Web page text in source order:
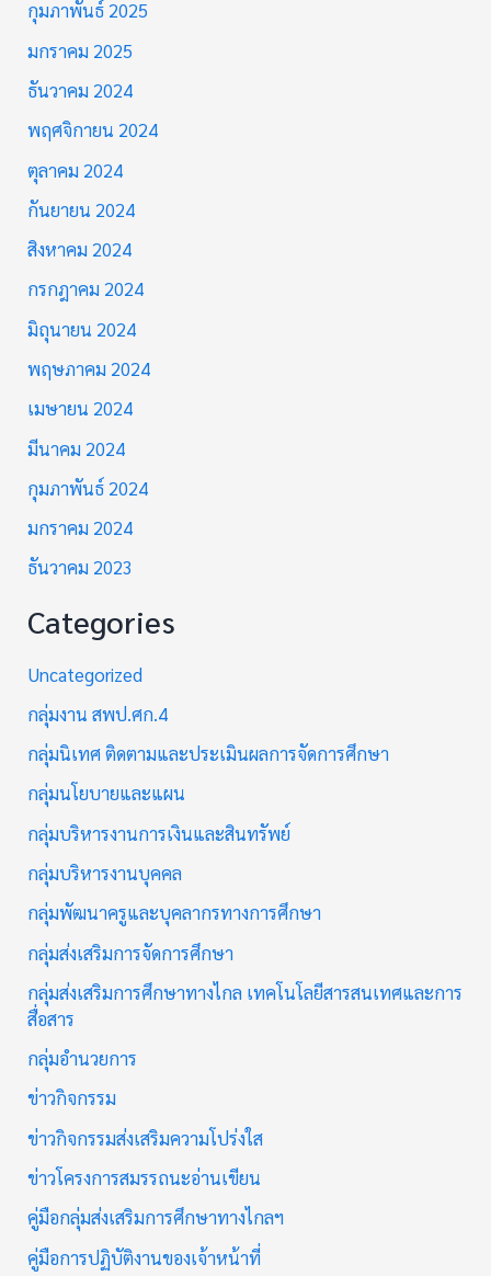
กุมภาพันธ์ 2025
มกราคม 2025
ธันวาคม 2024
พฤศจิกายน 2024
ตุลาคม 2024
กันยายน 2024
สิงหาคม 2024
กรกฎาคม 2024
มิถุนายน 2024
พฤษภาคม 2024
เมษายน 2024
มีนาคม 2024
กุมภาพันธ์ 2024
มกราคม 2024
ธันวาคม 2023
Categories
Uncategorized
กลุ่มงาน สพป.ศก.4
กลุ่มนิเทศ ติดตามและประเมินผลการจัดการศึกษา
กลุ่มนโยบายและแผน
กลุ่มบริหารงานการเงินและสินทรัพย์
กลุ่มบริหารงานบุคคล
กลุ่มพัฒนาครูและบุคลากรทางการศึกษา
กลุ่มส่งเสริมการจัดการศึกษา
กลุ่มส่งเสริมการศึกษาทางไกล เทคโนโลยีสารสนเทศและการ
สื่อสาร
กลุ่มอำนวยการ
ข่าวกิจกรรม
ข่าวกิจกรรมส่งเสริมความโปร่งใส
ข่าวโครงการสมรรถนะอ่านเขียน
คู่มือกลุ่มส่งเสริมการศึกษาทางไกลฯ
คู่มือการปฏิบัติงานของเจ้าหน้าที่